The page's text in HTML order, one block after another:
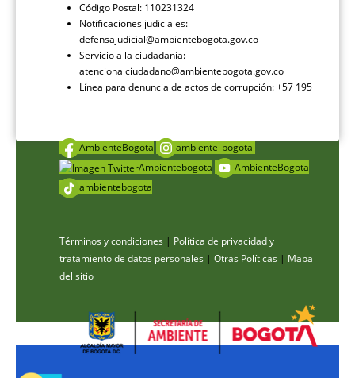
Código Postal: 110231324
Notificaciones judiciales:
defensajudicial@ambientebogota.gov.co
Servicio a la ciudadanía:
atencionalciudadano@ambientebogota.gov.co
Línea para denuncia de actos de corrupción: +57 195
AmbienteBogota
ambiente_bogota
Ambientebogota
AmbienteBogota
ambientebogota
Términos y condiciones | Política de privacidad y
tratamiento de datos personales | Otras Políticas | Mapa
del sitio